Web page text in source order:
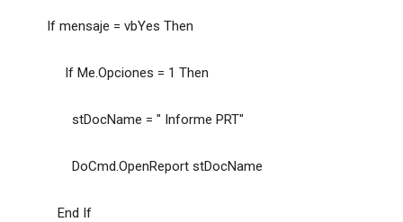
If mensaje = vbYes Then
If Me.Opciones = 1 Then
stDocName = " Informe PRT"
DoCmd.OpenReport stDocName
End If